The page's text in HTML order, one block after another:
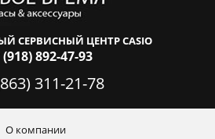
СЕРВИСНЫЙ ЦЕНТР CASIO
(918) 892-47-93
311-21-78
О компании